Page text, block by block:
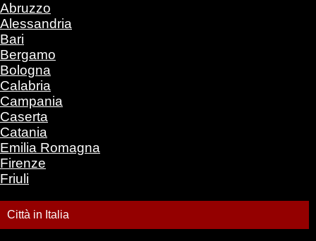
Abruzzo
Alessandria
Bari
Bergamo
Bologna
Calabria
Campania
Caserta
Catania
Emilia Romagna
Firenze
Friuli
Città in Italia